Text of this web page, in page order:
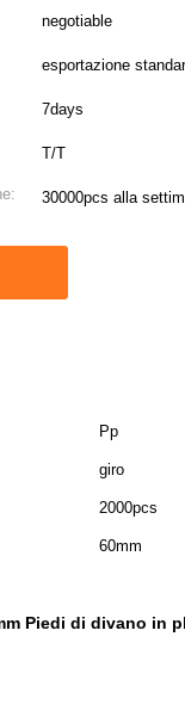
negotiable
esportazione
7days
T/T
30000pcs alla
Pp
giro
2000pcs
60mm
Piedi di divano in